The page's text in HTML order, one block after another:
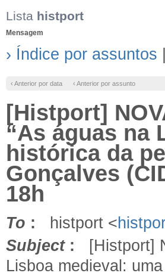
Lista histport
Mensagem
› Índice por assuntos
‹ Anterior por data ‹ Anterior por assunto
[Histport]
“As águas na
histórica da
Gonçalves
18h
To : histport <
Subject: [Histport]
Lisboa medieval: